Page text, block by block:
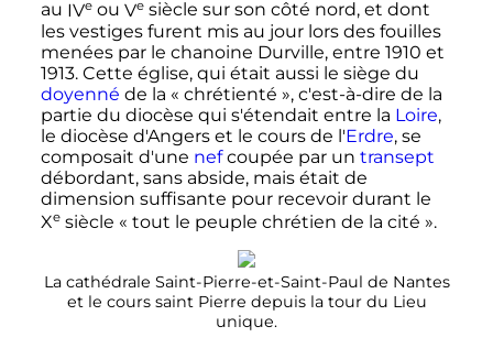
au IVe ou Ve siècle sur son côté nord, et dont
les vestiges furent mis au jour lors des fouilles
menées par le chanoine Durville, entre 1910 et
1913. Cette église, qui était aussi le siège du
doyenné de la « chrétienté », c'est-à-dire de la
partie du diocèse qui s'étendait entre la Loire,
le diocèse d'Angers et le cours de l'Erdre, se
composait d'une nefcoupée par un transept
débordant, sans abside, mais était de
dimension suffisante pour recevoir durant le
Xe siècle « tout le peuple chrétien de la cité ».
La cathédrale Saint-Pierre-et-Saint-Paul de Nantes
et le cours saint Pierre depuis la tour du Lieu
unique.